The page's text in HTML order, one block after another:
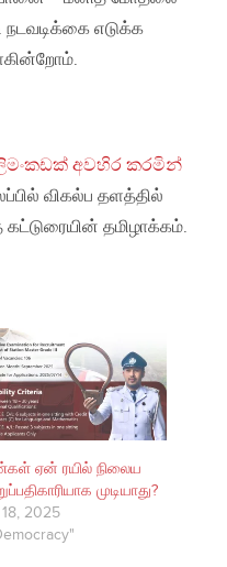
நடவடிக்கை எடுக்க
අවහිර කරමින්
விகல்ப தளத்தில்
தமிழாக்கம்.
ஏன் ரயில் நிலைய
முடியாது?
2025